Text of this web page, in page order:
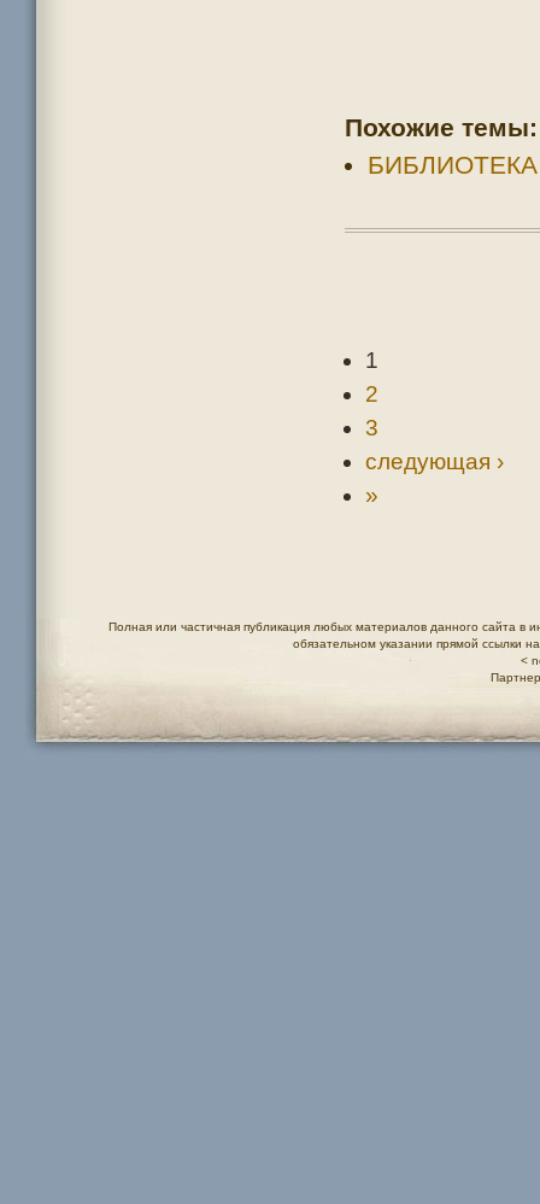
Похожие темы:
БИБЛИОТЕКА
1
2
3
следующая ›
»
Полная или частичная публикация любых материалов данного сайта в
обязательном указании прямой ссылки
<